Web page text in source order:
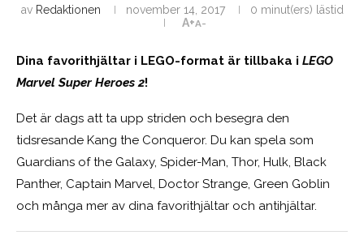
av Redaktionen november 14, 2017
0 minut(ers) lästid
A+A-
Dina favorithjältar i LEGO-format är tillbaka i LEGO
Marvel Super Heroes 2!
Det är dags att ta upp striden och besegra den
tidsresande Kang the Conqueror. Du kan spela som
Guardians of the Galaxy, Spider-Man, Thor, Hulk, Black
Panther, Captain Marvel, Doctor Strange, Green Goblin
och många mer av dina favorithjältar och antihjältar.